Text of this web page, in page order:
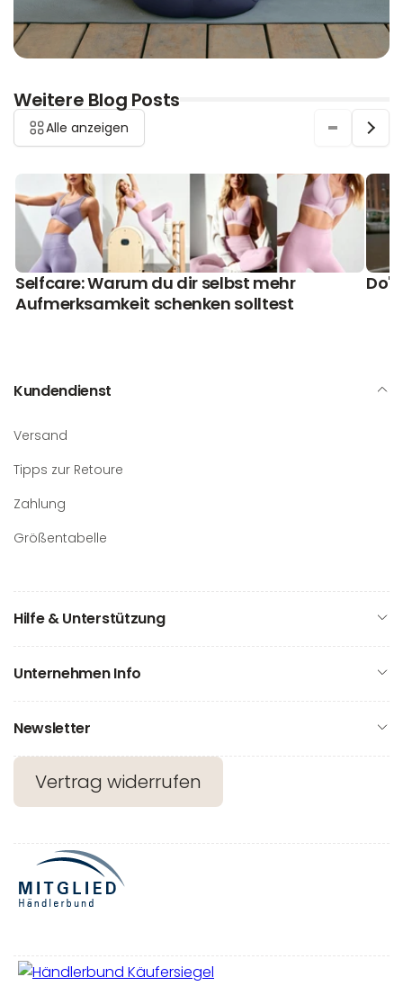
Weitere Blog Posts
Alle anzeigen
Selfcare: Warum du dir selbst mehr
Aufmerksamkeit schenken solltest
Kundendienst
Versand
Tipps zur Retoure
Zahlung
Größentabelle
Hilfe & Unterstützung
Unternehmen Info
Newsletter
Vertrag widerrufen